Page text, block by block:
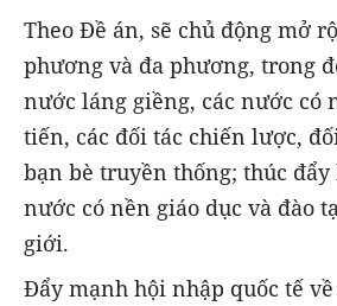
Theo Đề án, sẽ chủ động mở
phương và đa phương, trong
nước láng giềng, các nước có
tiến, các đối tác chiến lược,
bạn bè truyền thống; thúc đẩy
nước có nền giáo dục và đào
giới.
Đẩy mạnh hội nhập quốc tế